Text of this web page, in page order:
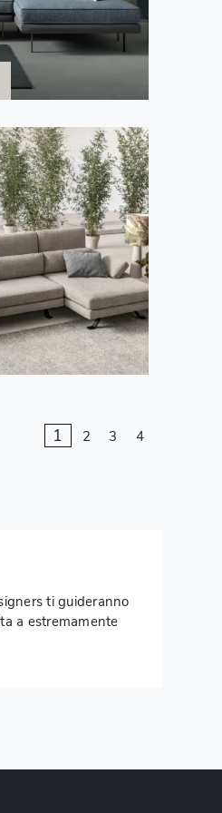
1 2 3 4
ti guideranno
a estremamente